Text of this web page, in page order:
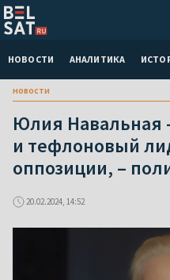
НОВОСТИ АНАЛИТИКА
новости
Юлия Навальная
и тефлоновый
оппозиции, –
20.02.2024, 14:52